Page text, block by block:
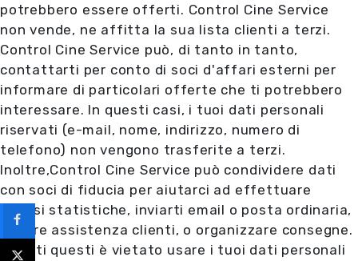
potrebbero essere offerti. Control Cine Service
non vende, ne affitta la sua lista clienti a terzi.
Control Cine Service può, di tanto in tanto,
contattarti per conto di soci d'affari esterni per
informare di particolari offerte che ti potrebbero
interessare. In questi casi, i tuoi dati personali
riservati (e-mail, nome, indirizzo, numero di
telefono) non vengono trasferite a terzi.
Inoltre,Control Cine Service può condividere dati
con soci di fiducia per aiutarci ad effettuare
analisi statistiche, inviarti email o posta ordinaria,
fornire assistenza clienti, o organizzare consegne.
A tutti questi è vietato usare i tuoi dati personali